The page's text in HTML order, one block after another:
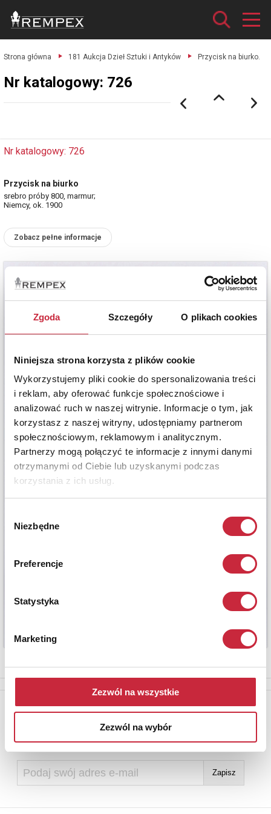
Zgoda Szczegóły O plikach cookies
Niniejsza strona korzysta z plików cookie
Wykorzystujemy pliki cookie do spersonalizowania treści
i reklam, aby oferować funkcje społecznościowe i
analizować ruch w naszej witrynie. Informacje o tym, jak
korzystasz z naszej witryny, udostępniamy partnerom
społecznościowym, reklamowym i analitycznym.
Partnerzy mogą połączyć te informacje z innymi danymi
otrzymanymi od Ciebie lub uzyskanymi podczas
korzystania z ich usług.
zgody
Niezbędne
Preferencje
Statystyka
Marketing
Zezwól na wszystkie
Zezwól na wybór
Strona główna 181 Aukcja Dzieł Sztuki i Antyków Przycisk na biurko.
Nr katalogowy: 726
Nr katalogowy: 726
Przycisk na biurko
srebro próby 800, marmur;
Niemcy, ok. 1900
Zobacz pełne informacje
Newsletter
Aby otrzymywać informacje o nowych aukcjach, prosimy podać